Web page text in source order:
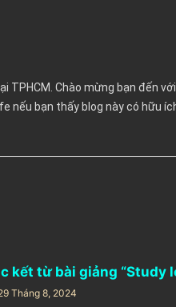
TPHCM. Chào mừng bạn đến
nếu bạn thấy blog này có hữu
kết từ bài giảng “Study
Tháng 8, 2024